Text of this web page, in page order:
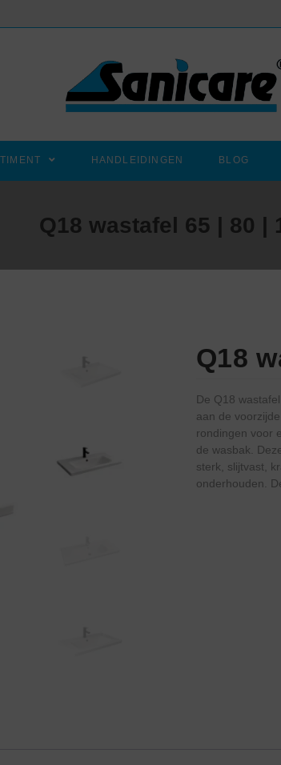
HANDLEIDINGEN BLOG
Q18 wastafel 65 | 80 |
Q18
De Q18
aan de
rondingen voor
de wasbak.
sterk, slijtvast,
onderhouden.